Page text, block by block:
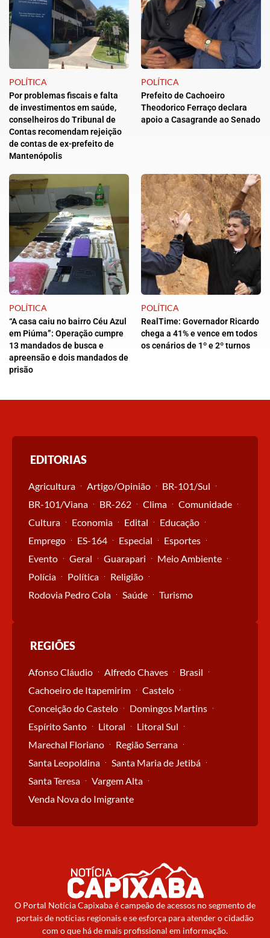
POLÍTICA
Por problemas fiscais e falta
de investimentos em saúde,
conselheiros do Tribunal de
Contas recomendam rejeição
de contas de ex-prefeito de
Mantenópolis
POLÍTICA
Prefeito de Cachoeiro
Theodorico Ferraço declara
apoio a Casagrande ao Senado
POLÍTICA
“A casa caiu no bairro Céu Azul
em Piúma”: Operação cumpre
13 mandados de busca e
apreensão e dois mandados de
prisão
POLÍTICA
RealTime: Governador Ricardo
chega a 41% e vence em todos
os cenários de 1º e 2º turnos
EDITORIAS
Agricultura Artigo/Opinião
BR-101/Sul
BR-101/Viana
BR-262 Clima
Comunidade
Cultura
Economia Edital
Educação
Emprego
ES-164 Especial
Esportes
Evento
Geral Guarapari
Meio Ambiente
Polícia
Política
Religião
Rodovia Pedro Cola
Saúde Turismo
REGIÕES
Afonso Cláudio Alfredo Chaves
Brasil
Cachoeiro de Itapemirim
Castelo
Conceição do Castelo
Domingos Martins
Espírito Santo
Litoral
Litoral Sul
Marechal Floriano
Região Serrana
Santa Leopoldina
Santa Maria de Jetibá
Santa Teresa
Vargem Alta
Venda Nova do Imigrante
O Portal Notícia Capixaba é campeão de acessos no segmento de
portais de notícias regionais e se esforça para atender o cidadão
com o que há de mais profissional em informação.